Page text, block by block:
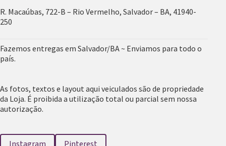
R. Macaúbas, 722-B – Rio Vermelho, Salvador – BA, 41940-
250
Fazemos entregas em Salvador/BA ~ Enviamos para todo o
país.
As fotos, textos e layout aqui veiculados são de propriedade
da Loja. É proibida a utilização total ou parcial sem nossa
autorização.